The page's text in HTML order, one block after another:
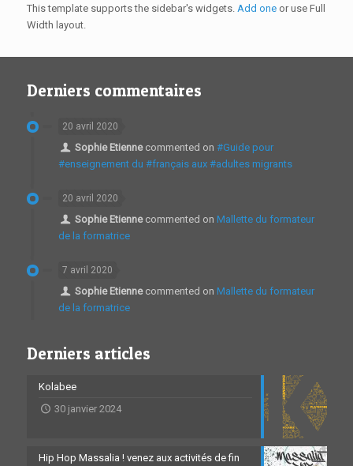
This template supports the sidebar's widgets. Add oneor use Full
Width layout.
Derniers commentaires
20 avril 2020
Sophie Etiennecommented on #Guide pour
#enseignement du #français aux #adultes migrants
20 avril 2020
Sophie Etiennecommented on Mallette du formateur
de la formatrice
7 avril 2020
Sophie Etiennecommented on Mallette du formateur
de la formatrice
Derniers articles
Kolabee
30 janvier 2024
Hip Hop Massalia ! venez aux activités de fin